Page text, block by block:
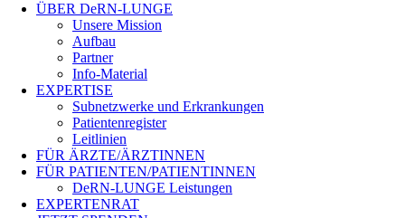
ÜBER DeRN-LUNGE
Unsere Mission
Aufbau
Partner
Info-Material
EXPERTISE
Subnetzwerke und Erkrankungen
Patientenregister
Leitlinien
FÜR ÄRZTE/ÄRZTINNEN
FÜR PATIENTEN/PATIENTINNEN
DeRN-LUNGE Leistungen
EXPERTENRAT